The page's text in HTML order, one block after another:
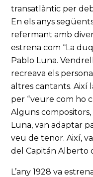
transatlàntic per
En els anys
refermant amb
estrena com “La
Pablo Luna.
recreava els
altres cantants. Així
per “veure com ho
Alguns
Luna, van adaptar
veu de tenor. Així,
del Capitán Alberto
L’any 1928 va